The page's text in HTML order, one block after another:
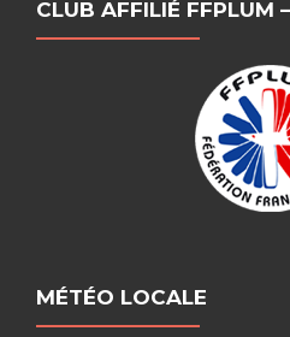
CLUB AFFILIÉ FFPLUM
MÉTÉO LOCALE